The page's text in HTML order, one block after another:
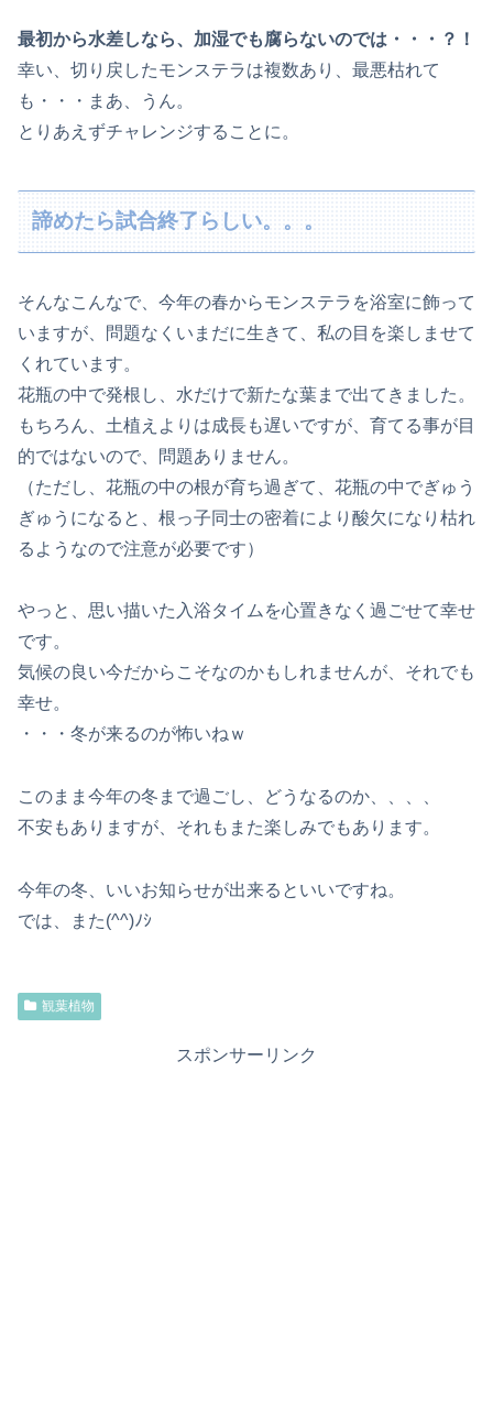
最初から水差しなら、加湿でも腐らないのでは・・・？！
幸い、切り戻したモンステラは複数あり、最悪枯れて
も・・・まあ、うん。
とりあえずチャレンジすることに。
諦めたら試合終了らしい。。。
そんなこんなで、今年の春からモンステラを浴室に飾って
いますが、問題なくいまだに生きて、私の目を楽しませて
くれています。
花瓶の中で発根し、水だけで新たな葉まで出てきました。
もちろん、土植えよりは成長も遅いですが、育てる事が目
的ではないので、問題ありません。
（ただし、花瓶の中の根が育ち過ぎて、花瓶の中でぎゅう
ぎゅうになると、根っ子同士の密着により酸欠になり枯れ
るようなので注意が必要です）
やっと、思い描いた入浴タイムを心置きなく過ごせて幸せ
です。
気候の良い今だからこそなのかもしれませんが、それでも
幸せ。
・・・冬が来るのが怖いねｗ
このまま今年の冬まで過ごし、どうなるのか、、、、
不安もありますが、それもまた楽しみでもあります。
今年の冬、いいお知らせが出来るといいですね。
では、また(^^)ﾉｼ
観葉植物
スポンサーリンク